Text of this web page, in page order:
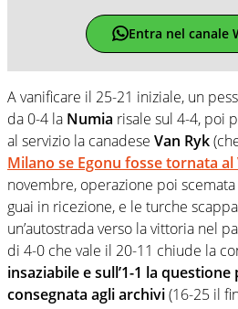
Entra nel canale
A vanificare il 25-21 iniziale, un
da 0-4 la Numia risale sul 4-4, poi
al servizio la canadese Van Ryk
Milano se Egonu fosse tornata
novembre, operazione poi
guai in ricezione, e le turche
un’autostrada verso la vittoria nel
di 4-0 che vale il 20-11 chiude la
insaziabile e sull’1-1 la
consegnata agli archivi(16-25 il